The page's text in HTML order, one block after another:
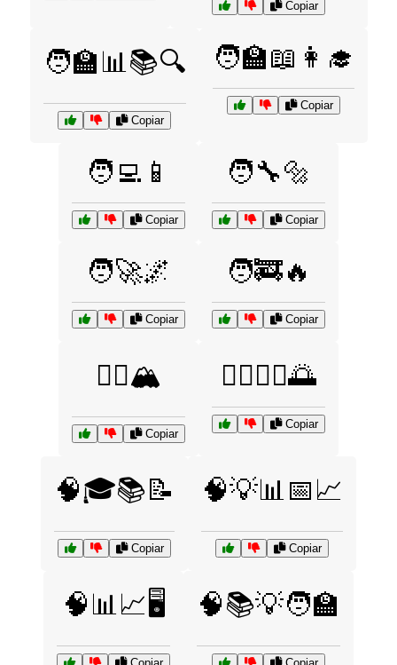
Copiar
🧑‍🏫📊📚🔍
Copiar
🧑‍🏫📖👩‍🎓
Copiar
🧑‍💻📱
Copiar
🧑‍🔧🔩
Copiar
🧑‍🚀🌌
Copiar
🧑‍🚒🔥
Copiar
🧗‍♀️🏔️
Copiar
🧘‍♂️🧘‍♀️🌅
Copiar
🧠🎓📚📝
Copiar
🧠💡📊📅📈
Copiar
🧠📊📈🖥️ 🧠📚💡🧑‍🏫